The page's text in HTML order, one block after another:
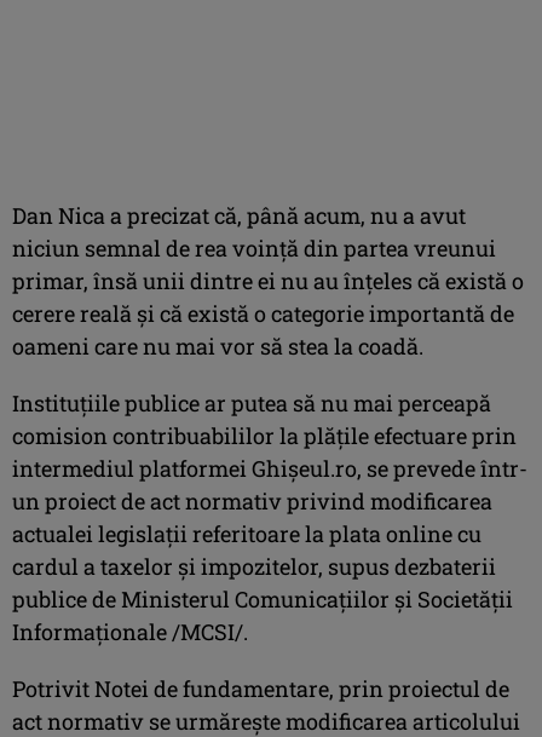
Dan Nica a precizat că, până acum, nu a avut
niciun semnal de rea voinţă din partea vreunui
primar, însă unii dintre ei nu au înţeles că există o
cerere reală şi că există o categorie importantă de
oameni care nu mai vor să stea la coadă.
Instituţiile publice ar putea să nu mai perceapă
comision contribuabililor la plăţile efectuare prin
intermediul platformei Ghişeul.ro, se prevede într-
un proiect de act normativ privind modificarea
actualei legislaţii referitoare la plata online cu
cardul a taxelor şi impozitelor, supus dezbaterii
publice de Ministerul Comunicaţiilor şi Societăţii
Informaţionale /MCSI/.
Potrivit Notei de fundamentare, prin proiectul de
act normativ se urmăreşte modificarea articolului